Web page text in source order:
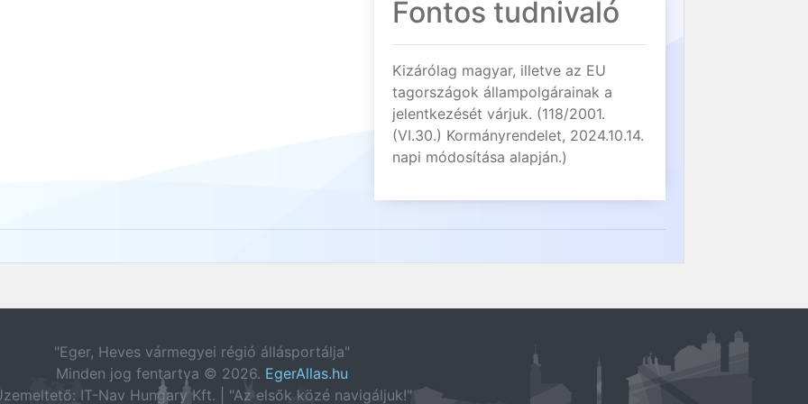
Fontos tudnivaló
Kizárólag magyar, illetve az EU
tagországok állampolgárainak a
jelentkezését várjuk. (118/2001.
(VI.30.) Kormányrendelet, 2024.10.14.
napi módosítása alapján.)
"Eger, Heves vármegyei régió állásportálja"
Minden jog fentartva © 2026. EgerAllas.hu
IT-Nav Hungary Kft. | "Az elsők közé navigáljuk!"